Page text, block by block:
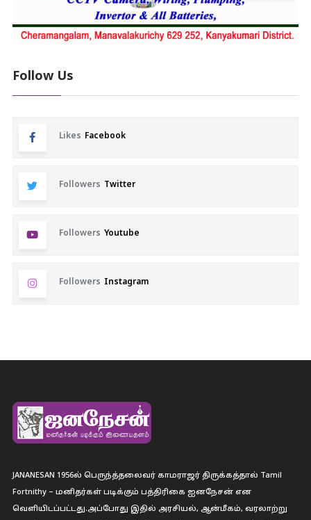
Follow Us
Likes Facebook
Followers Twitter
Followers Youtube
Followers Instagram
JANANESAN 1956ல் பெருந்த்தலைவர் காமராஜர் திருக்கத்தால் Tamil
Fortnithy – மனிதர்கள் படிக்கும் பத்திரிகை ஐனநேசன் என
வெளியிடப்பட்டது.அப்போது இதில் அரசியல், ஆன்மீகம், வரலாற்று